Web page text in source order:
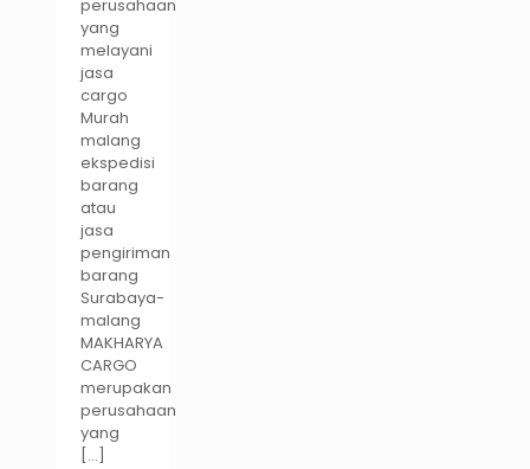
perusahaan
yang
melayani
jasa
cargo
Murah
malang
ekspedisi
barang
atau
jasa
pengiriman
barang
Surabaya-
malang
MAKHARYA
CARGO
merupakan
perusahaan
yang
[…]